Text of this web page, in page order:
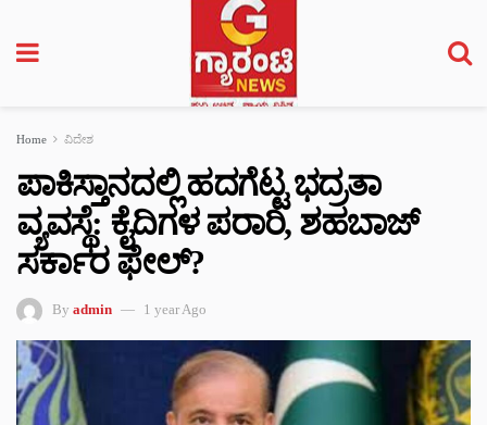
Home ವಿದೇಶ
ಪಾಕಿಸ್ತಾನದಲ್ಲಿ ಹದಗೆಟ್ಟ ಭದ್ರತಾ
ವ್ಯವಸ್ಥೆ: ಕೈದಿಗಳ ಪರಾರಿ, ಶಹಬಾಜ್
ಸರ್ಕಾರ ಫೇಲ್​?
By admin 1 year Ago